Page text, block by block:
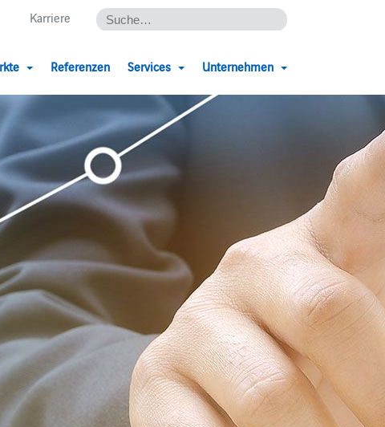
Karriere
Referenzen Services Unternehmen